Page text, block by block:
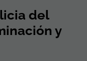
del
y